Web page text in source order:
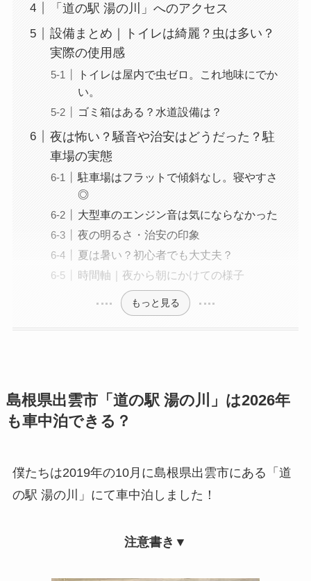
「道の駅 湯の川」へのアクセス
設備まとめ｜トイレは綺麗？虫は多い？
実際の使用感
トイレは屋内で虫ゼロ。これ地味にでか
い。
ゴミ箱はある？水道設備は？
夜は怖い？騒音や治安はどうだった？駐
車場の実態
駐車場はフラットで傾斜なし。寝やすさ
◎
大型車のエンジン音は気にならなかった
夜の明るさ・治安の印象
夏は暑い？初心者でも大丈夫？
時間軸｜夜から朝にかけての様子
もっと見る
島根県出雲市「道の駅 湯の川」は2026年
も車中泊できる？
僕たちは2019年の10月に島根県出雲市にある「道
の駅 湯の川」にて車中泊しました！
注意書き▼